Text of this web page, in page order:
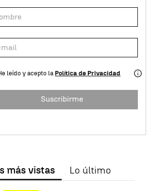
leído y acepto la Política de Privacidad
Suscribirme
más vistas Lo último